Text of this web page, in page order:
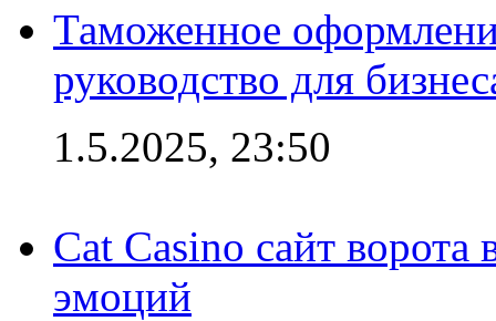
Таможенное
руководство для
1.5.2025, 23:50
Cat Casino сайт
эмоций